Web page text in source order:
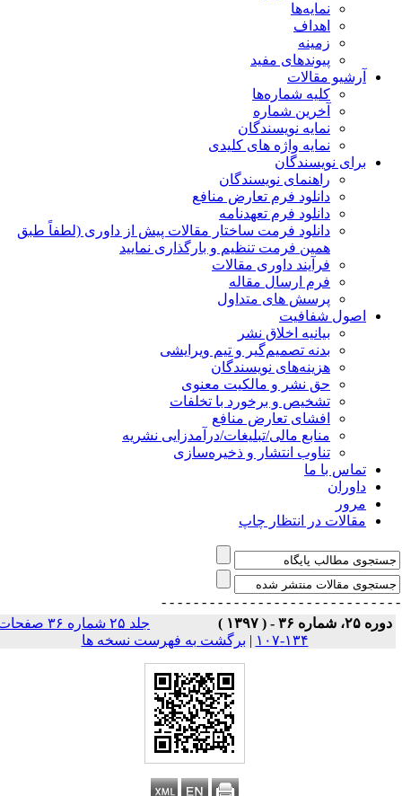
نمایه‌ها
اهداف
زمینه
پیوندهای مفید
آرشیو مقالات
کلیه شماره‌ها
آخرین شماره
نمایه نویسندگان
نمایه واژه های کلیدی
برای نویسندگان
راهنمای نویسندگان
دانلود فرم تعارض منافع
دانلود فرم تعهدنامه
دانلود فرمت ساختار مقالات پیش از داوری (لطفاً طبق
همین فرمت تنظیم و بارگذاری نمایید
فرآیند داوری مقالات
فرم ارسال مقاله
پرسش های متداول
اصول شفافیت
بیانیه اخلاق نشر
بدنه تصمیم‌گیر و تیم ویرایشی
هزینه‌های نویسندگان
حق نشر و مالکیت معنوی
تشخیص و برخورد با تخلفات
افشای تعارض منافع
منابع مالی/تبلیغات/درآمدزایی نشریه
تناوب انتشار و ذخیره‌سازی
تماس با ما
داوران
مرور
مقالات در انتظار چاپ
- - - - - - - - - - - - -
- - - - - - - - - - - - - - -
دوره ۲۵، شماره ۳۶ - ( ۱۳۹۷ )
جلد ۲۵ شماره ۳۶ صفحات
۱۳۴-۱۰۷
| برگشت به فهرست نسخه ها